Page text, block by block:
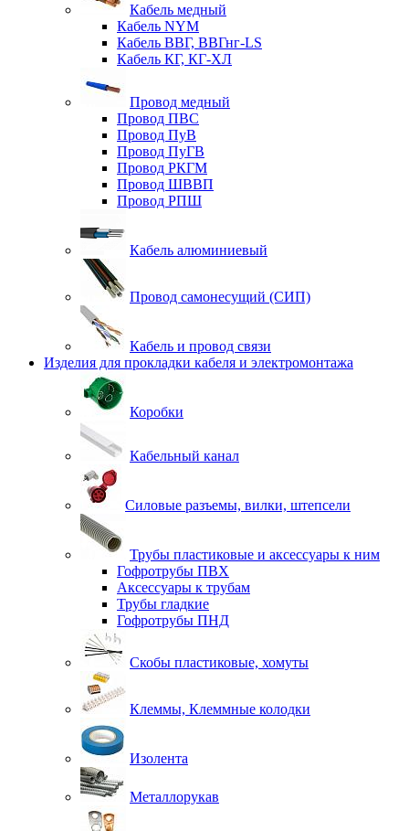
Кабель медный
Кабель NYM
Кабель ВВГ, ВВГнг-LS
Кабель КГ, КГ-ХЛ
Провод медный
Провод ПВС
Провод ПуВ
Провод ПуГВ
Провод РКГМ
Провод ШВВП
Провод РПШ
Кабель алюминиевый
Провод самонесущий (СИП)
Кабель и провод связи
Изделия для прокладки кабеля и электромонтажа
Коробки
Кабельный канал
Силовые разъемы, вилки, штепсели
Трубы пластиковые и аксессуары к ним
Гофротрубы ПВХ
Аксессуары к трубам
Трубы гладкие
Гофротрубы ПНД
Скобы пластиковые, хомуты
Клеммы, Клеммные колодки
Изолента
Металлорукав